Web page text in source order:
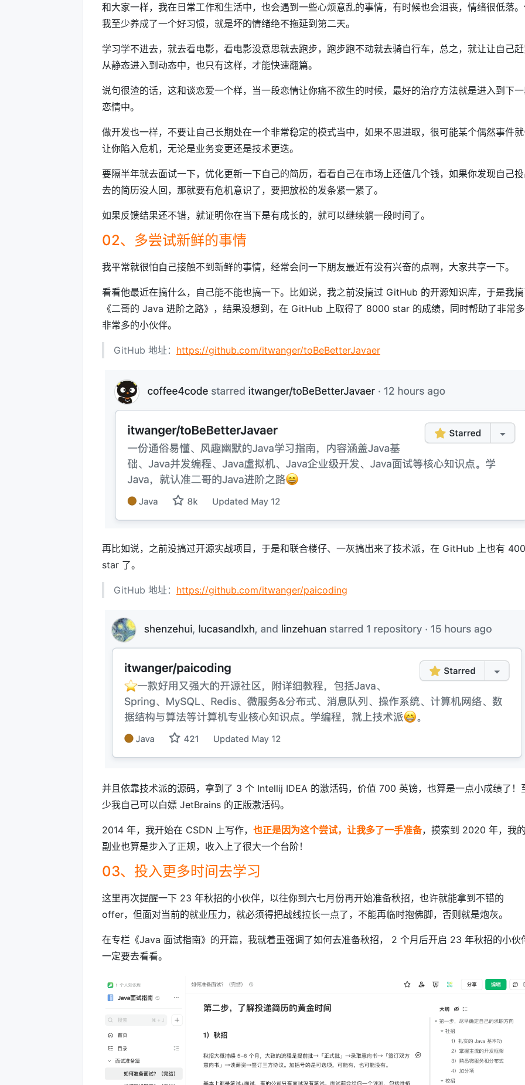
和大家一样，我在日常工作和生活中，也会遇到一些心烦意乱的事情，有时候也会沮丧，情绪很低落
我至少养成了一个好习惯，就是坏的情绪绝不拖延到第二天。
学习学不进去，就去看电影，看电影没意思就去跑步，跑步跑不动就去骑自行车，总之，就让让自己
从静态进入到动态中，也只有这样，才能快速翻篇。
说句很渣的话，这和谈恋爱一个样，当一段恋情让你痛不欲生的时候，最好的治疗方法就是进入到下
恋情中。
做开发也一样，不要让自己长期处在一个非常稳定的模式当中，如果不思进取，很可能某个偶然事件
让你陷入危机，无论是业务变更还是技术更迭。
要隔半年就去面试一下，优化更新一下自己的简历，看看自己在市场上还值几个钱，如果你发现自己
去的简历没人回，那就要有危机意识了，要把放松的发条紧一紧了。
如果反馈结果还不错，就证明你在当下是有成长的，就可以继续躺一段时间了。
02、多尝试新鲜的事情
我平常就很怕自己接触不到新鲜的事情，经常会问一下朋友最近有没有兴奋的点啊，大家共享一下。
看看他最近在搞什么，自己能不能也搞一下。比如说，我之前没搞过 GitHub 的开源知识库，于是我
《二哥的 Java 进阶之路》，结果没想到，在 GitHub 上取得了 8000 star 的成绩，同时帮助了非常多
非常多的小伙伴。
GitHub 地址： https://github.com/itwanger/toBeBetterJavaer
再比如说，之前没搞过开源实战项目，于是和联合楼仔、一灰搞出来了技术派，在 GitHub 上也有
star 了。
GitHub 地址： https://github.com/itwanger/paicoding
并且依靠技术派的源码，拿到了 3 个 Intellij IDEA 的激活码，价值 700 英镑，也算是一点小成绩了！
少我自己可以白嫖 JetBrains 的正版激活码。
2014 年，我开始在 CSDN 上写作， 也正是因为这个尝试，让我多了一手准备，摸索到 2020 年，我
副业也算是步入了正规，收入上了很大一个台阶！
03、投入更多时间去学习
这里再次提醒一下 23 年秋招的小伙伴，以往你到六七月份再开始准备秋招，也许就能拿到不错的
offer，但面对当前的就业压力，就必须得把战线拉长一点了，不能再临时抱佛脚，否则就是炮灰。
在专栏《Java 面试指南》的开篇，我就着重强调了如何去准备秋招， 2 个月后开启 23 年秋招的小伙
一定要去看看。